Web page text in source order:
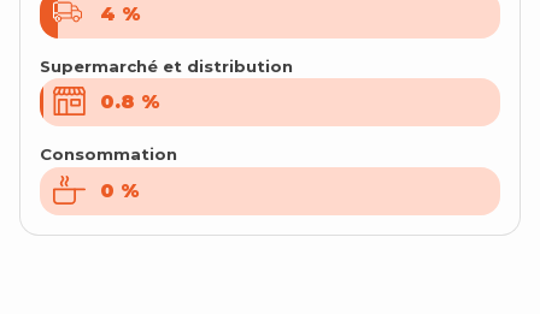
4 %
4 %
Supermarché et distribution
0.8 %
0.8 %
Consommation
0 %
0 %